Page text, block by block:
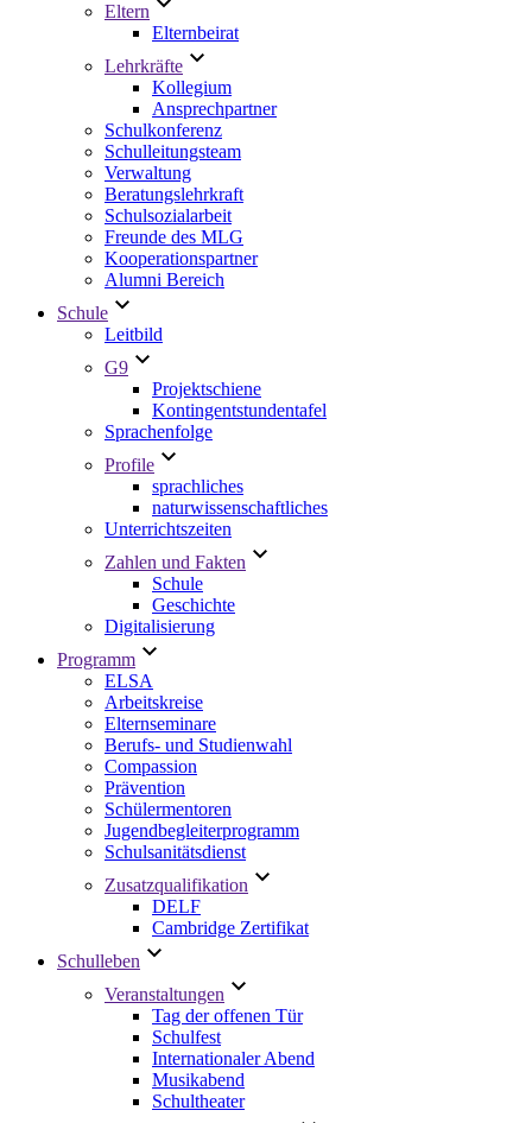
Eltern
Elternbeirat
Lehrkräfte
Kollegium
Ansprechpartner
Schulkonferenz
Schulleitungsteam
Verwaltung
Beratungslehrkraft
Schulsozialarbeit
Freunde des MLG
Kooperationspartner
Alumni Bereich
Schule
Leitbild
G9
Projektschiene
Kontingentstundentafel
Sprachenfolge
Profile
sprachliches
naturwissenschaftliches
Unterrichtszeiten
Zahlen und Fakten
Schule
Geschichte
Digitalisierung
Programm
ELSA
Arbeitskreise
Elternseminare
Berufs- und Studienwahl
Compassion
Prävention
Schülermentoren
Jugendbegleiterprogramm
Schulsanitätsdienst
Zusatzqualifikation
DELF
Cambridge Zertifikat
Schulleben
Veranstaltungen
Tag der offenen Tür
Schulfest
Internationaler Abend
Musikabend
Schultheater